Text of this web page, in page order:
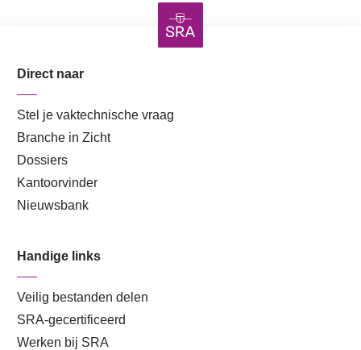
Direct naar
Stel je vaktechnische vraag
Branche in Zicht
Dossiers
Kantoorvinder
Nieuwsbank
Handige links
Veilig bestanden delen
SRA-gecertificeerd
Werken bij SRA